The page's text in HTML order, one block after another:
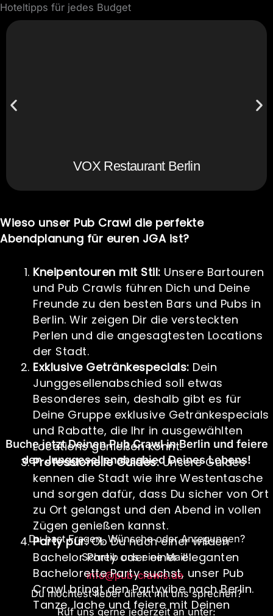
Hoteltipps für jedes Budget
VOX Restaurant Berlin
Wieso unser Pub Crawl die perfekte
Abendplanung für euren JGA ist?
Kneipentouren mit Stil: Unsere Bartouren
und Pub Crawls führen Dich und Deine
Freunde zu den besten Bars und Pubs in
Berlin. Wir zeigen Dir die versteckten
Perlen und die angesagtesten Locations
der Stadt.
Exklusive Getränkespecials: Dein
Junggesellenabschied soll etwas
Besonderes sein, deshalb gibt es für
Deine Gruppe exklusive Getränkespecials
und Rabatte, die Ihr in ausgewählten
Locations genießen könnt.
Professionelle Guides:Unsere Guides
kennen die Stadt wie ihre Westentasche
und sorgen dafür, dass Du sicher von Ort
zu Ort gelangst und den Abend in vollen
Zügen genießen kannst.
Party pur:Ob Du nach einer wilden
Bachelor Party oder einer eleganten
Bachelorette Party suchst, unser Pub
Crawl bringt den Partyvibe nach Berlin.
Tanze, lache und feiere mit Deinen
Buche jetzt Deinen Pub Crawl in Berlin und feiere
den Junggesellenabschied Deines Lebens!
Du hast Fragen, Wünsche oder Anregungen?
Schreib uns eine Mail!:
info@pub-crawls.de
Du möchtest lieber direkt mit uns sprechen?
Ruf uns gerne jederzeit an unter: